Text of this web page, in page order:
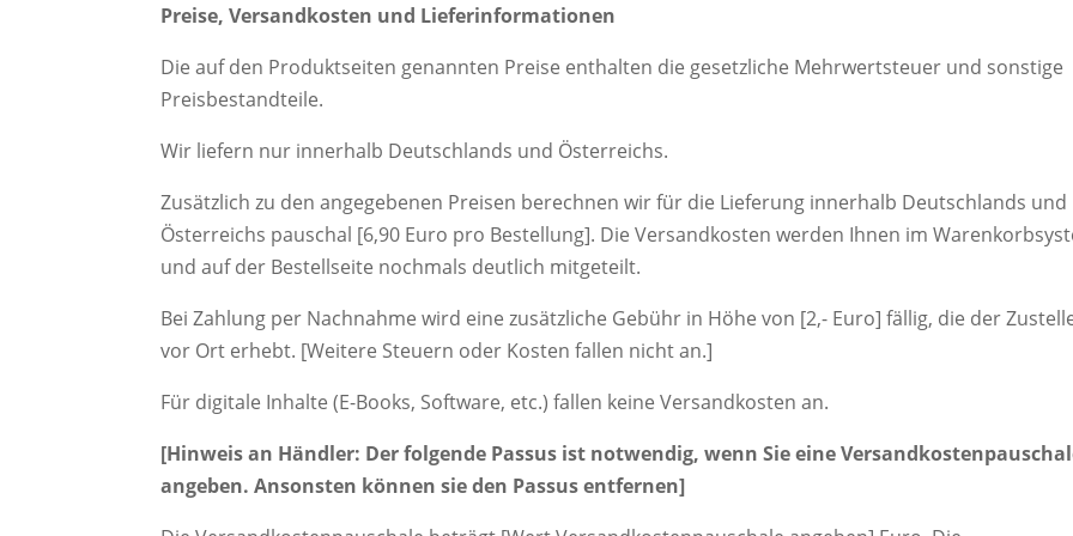
Preise, Versandkosten und Lieferinformationen
Die auf den Produktseiten genannten Preise enthalten die gesetzliche Mehrwertsteuer und sonstige
Preisbestandteile.
Wir liefern nur innerhalb Deutschlands und Österreichs.
Zusätzlich zu den angegebenen Preisen berechnen wir für die Lieferung innerhalb Deutschlands und
Österreichs pauschal [6,90 Euro pro Bestellung]. Die Versandkosten werden Ihnen im
und auf der Bestellseite nochmals deutlich mitgeteilt.
Bei Zahlung per Nachnahme wird eine zusätzliche Gebühr in Höhe von [2,- Euro] fällig, die der
vor Ort erhebt. [Weitere Steuern oder Kosten fallen nicht an.]
Für digitale Inhalte (E-Books, Software, etc.) fallen keine Versandkosten an.
[Hinweis an Händler: Der folgende Passus ist notwendig, wenn Sie eine
angeben. Ansonsten können sie den Passus entfernen]